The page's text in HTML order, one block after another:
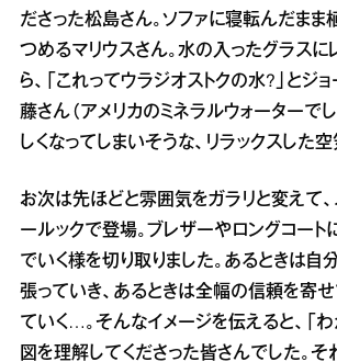
ださった松島さん。ソファに寝転んだまま
つめるマリウスさん。水の入ったグラスに
ら、「これってウラジオストクの水?」とジ
藤さん（アメリカのミネラルウォーターでし
しくなってしまいそうな、リラックスした
お次は先ほどと雰囲気をガラリと変えて
ールックで登場。ブレザーやロングコート
でいく様を切り取りました。あるときは自
張っていき、あるときは全幅の信頼を寄
ていく…。そんなイメージを伝えると、「わ
図を理解してくださった皆さんでした。